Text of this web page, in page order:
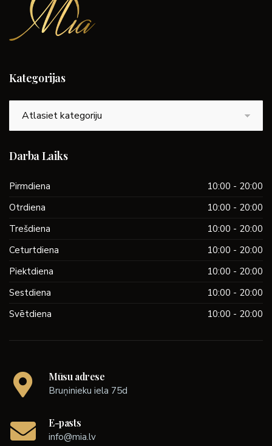
Kategorijas
Darba Laiks
Pirmdiena
10:00 - 20:00
Otrdiena
10:00 - 20:00
Trešdiena
10:00 - 20:00
Ceturtdiena
10:00 - 20:00
Piektdiena
10:00 - 20:00
Sestdiena
10:00 - 20:00
Svētdiena
10:00 - 20:00
Mūsu adrese
Bruņinieku iela 75d
E-pasts
info@mia.lv